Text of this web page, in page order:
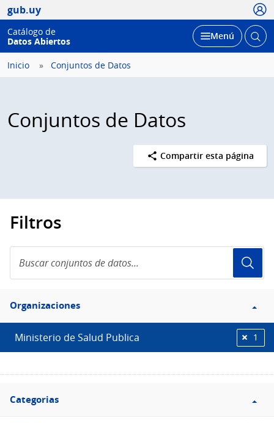
gub.uy
Catálogo de
Datos Abiertos
Desplegar
Menú Abrir
Inicio Conjuntos de Datos
Conjuntos de Datos
Compartir esta página
Filtros
conjuntos
de
Filtro
Organizaciones
Organizaciones
Ministerio de Salud Publica 1
Filtro
Categorias
Categorias